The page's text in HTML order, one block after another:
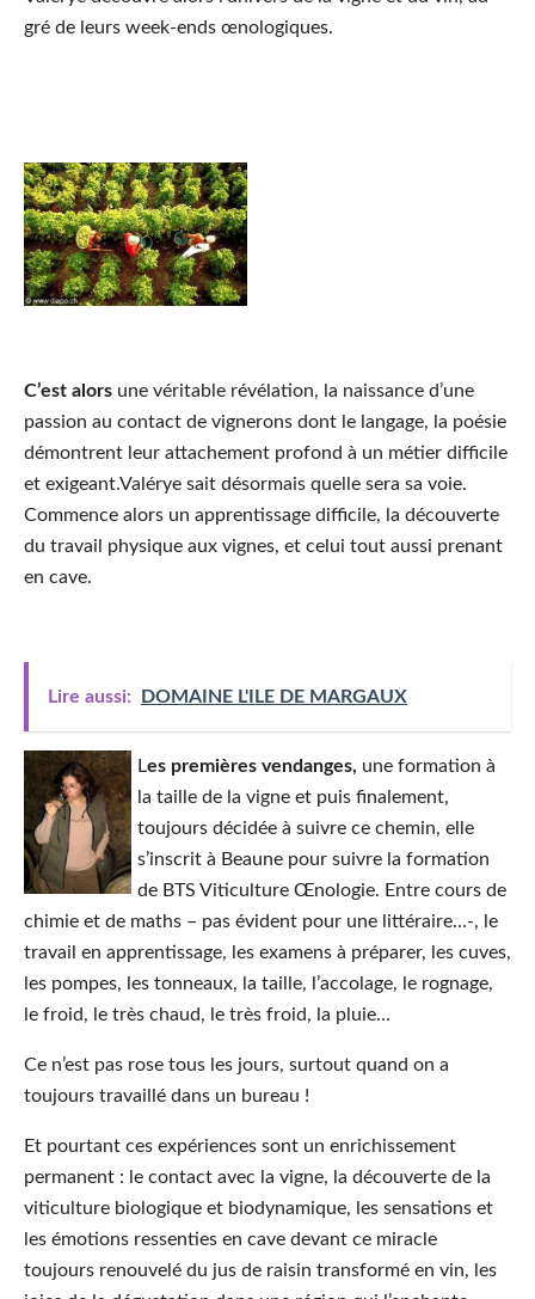
gré de leurs week-ends œnologiques.
C’est alors une véritable révélation, la naissance d’une
passion au contact de vignerons dont le langage, la poésie
démontrent leur attachement profond à un métier difficile
et exigeant.Valérye sait désormais quelle sera sa voie.
Commence alors un apprentissage difficile, la découverte
du travail physique aux vignes, et celui tout aussi prenant
en cave.
Lire aussi: DOMAINE L'ILE DE MARGAUX
Les premières vendanges, une formation à
la taille de la vigne et puis finalement,
toujours décidée à suivre ce chemin, elle
s’inscrit à Beaune pour suivre la formation
de BTS Viticulture Œnologie. Entre cours de
chimie et de maths – pas évident pour une littéraire…-, le
travail en apprentissage, les examens à préparer, les cuves,
les pompes, les tonneaux, la taille, l’accolage, le rognage,
le froid, le très chaud, le très froid, la pluie…
Ce n’est pas rose tous les jours, surtout quand on a
toujours travaillé dans un bureau !
Et pourtant ces expériences sont un enrichissement
permanent : le contact avec la vigne, la découverte de la
viticulture biologique et biodynamique, les sensations et
les émotions ressenties en cave devant ce miracle
toujours renouvelé du jus de raisin transformé en vin, les